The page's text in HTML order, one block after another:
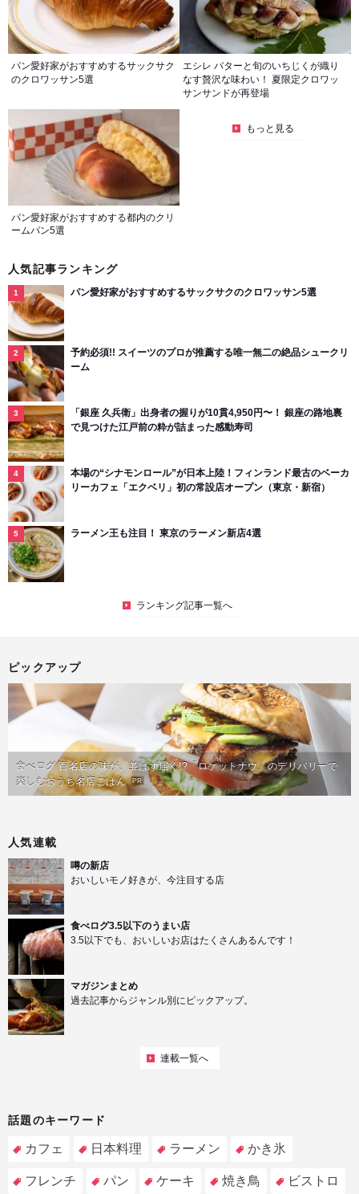
パン愛好家がおすすめするサックサク
のクロワッサン5選
エシレ バターと旬のいちじくが織り
なす贅沢な味わい！ 夏限定クロワッ
サンサンドが再登場
パン愛好家がおすすめする都内のクリ
ームパン5選
もっと見る
人気記事ランキング
パン愛好家がおすすめするサックサクのクロワッサン5選
予約必須!! スイーツのプロが推薦する唯一無二の絶品シュークリ
ーム
「銀座 久兵衛」出身者の握りが10貫4,950円〜！ 銀座の路地裏
で見つけた江戸前の粋が詰まった感動寿司
本場の“シナモンロール”が日本上陸！フィンランド最古のベーカ
リーカフェ「エクベリ」初の常設店オープン（東京・新宿）
ラーメン王も注目！ 東京のラーメン新店4選
ランキング記事一覧へ
ピックアップ
食べログ 百名店の味が、並ばず届く!?「ロケットナウ」のデリバリーで
楽しむおうち名店ごはん PR
人気連載
噂の新店
おいしいモノ好きが、今注目する店
食べログ3.5以下のうまい店
3.5以下でも、おいしいお店はたくさんあるんです！
マガジンまとめ
過去記事からジャンル別にピックアップ。
連載一覧へ
話題のキーワード
カフェ 日本料理 ラーメン かき氷
フレンチ パン ケーキ 焼き鳥 ビストロ